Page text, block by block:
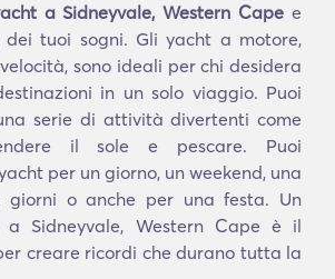
a Sidneyvale, Western Cape e
tuoi sogni. Gli yacht a motore,
sono ideali per chi desidera
in un solo viaggio. Puoi
serie di attività divertenti come
il sole e pescare. Puoi
per un giorno, un weekend, una
giorni o anche per una festa. Un
a Sidneyvale, Western Cape è il
creare ricordi che durano tutta la